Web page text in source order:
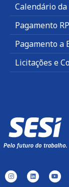
Calendário
Pagamento
Pagamento a
Licitações e